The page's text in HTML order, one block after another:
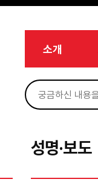
소개
성명·보도